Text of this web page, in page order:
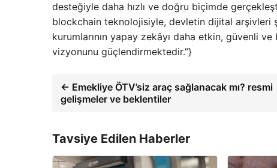
desteğiyle daha hızlı ve doğru biçimde
blockchain teknolojisiyle, devletin dijital arşivleri
kurumlarının yapay zekâyı daha etkin, güvenli
vizyonunu güçlendirmektedir.”}
← Emekliye ÖTV’siz araç sağlanacak mı? resmi
gelişmeler ve beklentiler
Tavsiye Edilen Haberler